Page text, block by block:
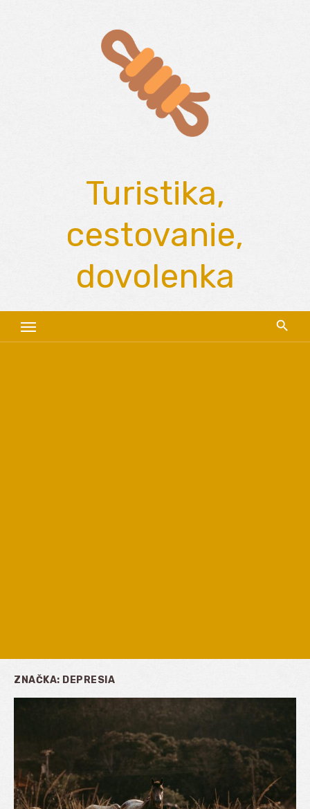
Turistika,
cestovanie,
dovolenka
ZNAČKA: DEPRESIA